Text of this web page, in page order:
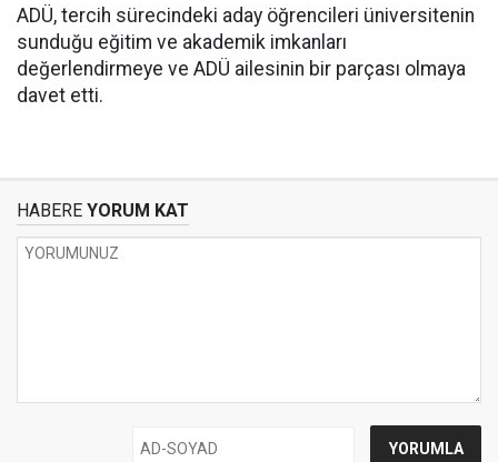
ADÜ, tercih sürecindeki aday öğrencileri üniversitenin
sunduğu eğitim ve akademik imkanları
değerlendirmeye ve ADÜ ailesinin bir parçası olmaya
davet etti.
HABERE YORUM KAT